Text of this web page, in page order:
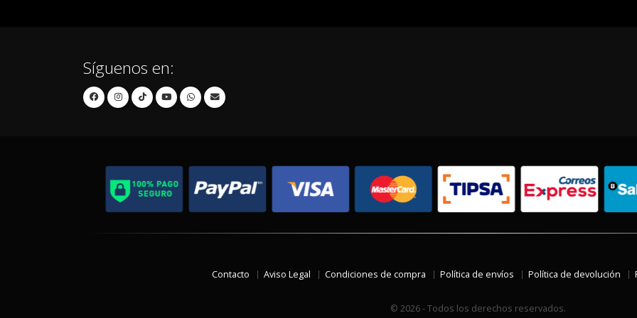
Síguenos en:
Contacto Aviso Legal Condiciones de compra Política de envíos Política de devolución
© 2026 - Todos los derechos reservados.